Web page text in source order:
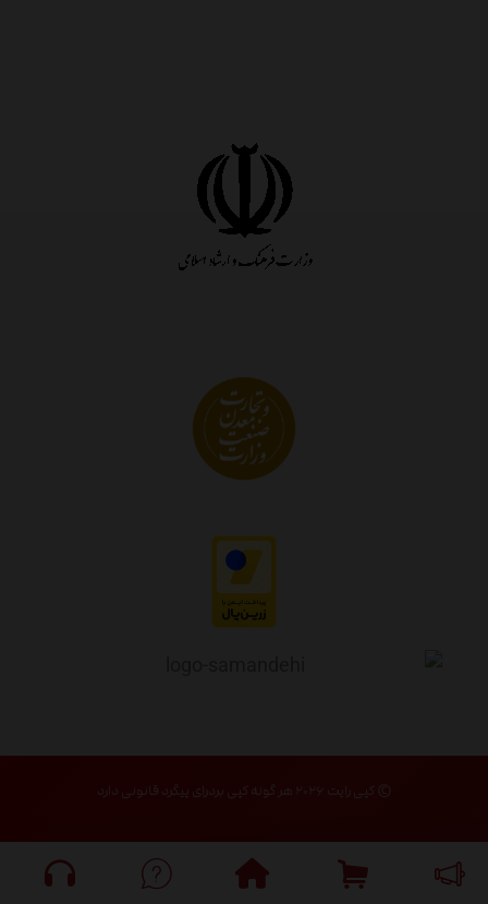
© کپی رایت ۲۰۲۶ هر گونه کپی بردرای پیگرد قانونی دارد